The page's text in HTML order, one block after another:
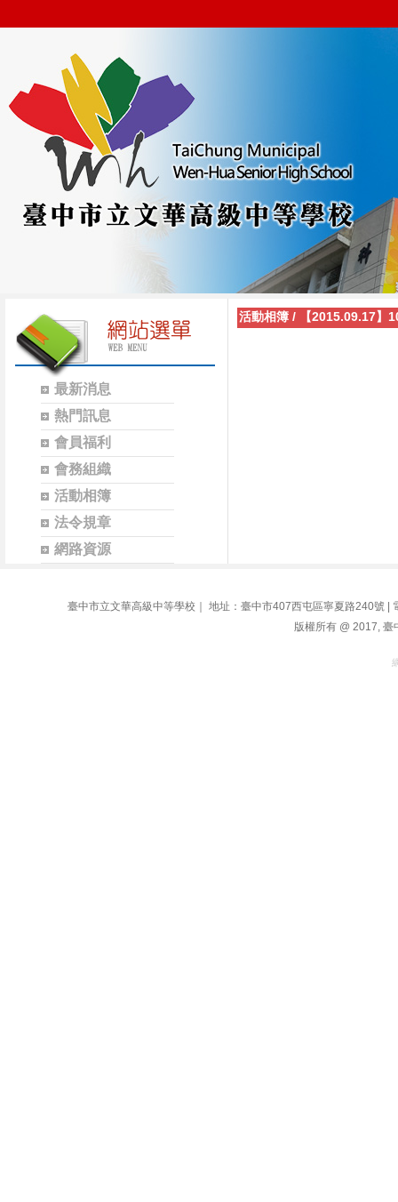
最新消息
熱門訊息
會員福利
會務組織
活動相簿
法令規章
網路資源
活動相簿 / 【2015.09.17】
臺中市立文華高級中等學校｜ 地址：臺中市407西屯區寧夏路240
版權所有 @ 2017,